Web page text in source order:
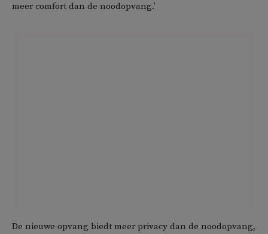
meer comfort dan de noodopvang.’
De nieuwe opvang biedt meer privacy dan de noodopvang,